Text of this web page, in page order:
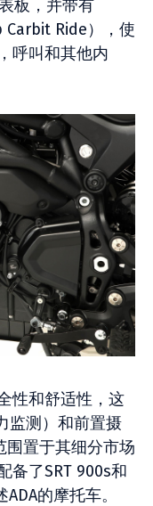
板，并带有
Ride），使
呼叫和其他内
性和舒适性，这
监测）和前置摄
围置于其细分市场
备了SRT 900s和
的摩托车。